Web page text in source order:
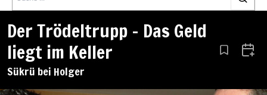
Der Trödeltrupp – Das Geld
liegt im Keller
Sükrü bei Holger
Aus den